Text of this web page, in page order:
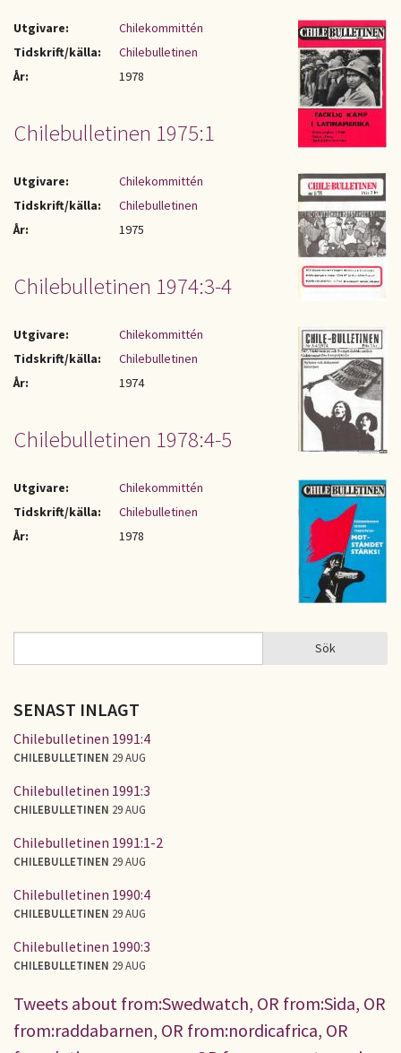
Utgivare:
Chilekommittén
Tidskrift/källa:
Chilebulletinen
År:
1978
Chilebulletinen 1975:1
Utgivare:
Chilekommittén
Tidskrift/källa:
Chilebulletinen
År:
1975
Chilebulletinen 1974:3-4
Utgivare:
Chilekommittén
Tidskrift/källa:
Chilebulletinen
År:
1974
Chilebulletinen 1978:4-5
Utgivare:
Chilekommittén
Tidskrift/källa:
Chilebulletinen
År:
1978
SÖKFORMULÄR Sök
SENAST INLAGT
Chilebulletinen 1991:4
CHILEBULLETINEN 29 AUG
Chilebulletinen 1991:3
CHILEBULLETINEN 29 AUG
Chilebulletinen 1991:1-2
CHILEBULLETINEN 29 AUG
Chilebulletinen 1990:4
CHILEBULLETINEN 29 AUG
Chilebulletinen 1990:3
CHILEBULLETINEN 29 AUG
Tweets about from:Swedwatch, OR from:Sida, OR
from:raddabarnen, OR from:nordicafrica, OR